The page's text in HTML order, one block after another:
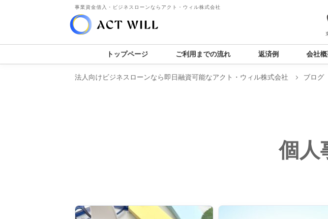
事業資金借入・ビジネスローンならアクト・ウィル株式会社
トップページ ご利用までの流れ 返済例 会社
法人向けビジネスローンなら即日融資可能なアクト・ウィル株式会社 ブログ
個人